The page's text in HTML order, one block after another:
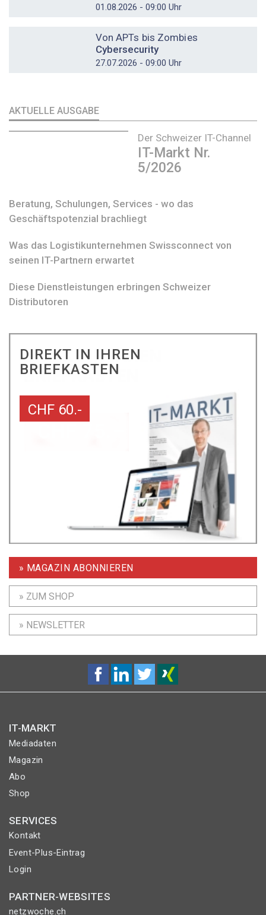
01.08.2026 - 09:00 Uhr
Von APTs bis Zombies
Cybersecurity
27.07.2026 - 09:00 Uhr
AKTUELLE AUSGABE
Der Schweizer IT-Channel
IT-Markt Nr.
5/2026
Beratung, Schulungen, Services - wo das
Geschäftspotenzial brachliegt
Was das Logistikunternehmen Swissconnect von
seinen IT-Partnern erwartet
Diese Dienstleistungen erbringen Schweizer
Distributoren
DIREKT IN IHREN
BRIEFKASTEN
CHF 60.-
» MAGAZIN ABONNIEREN
» ZUM SHOP
» NEWSLETTER
IT-MARKT
Mediadaten
Magazin
Abo
Shop
SERVICES
Kontakt
Event-Plus-Eintrag
Login
PARTNER-WEBSITES
netzwoche.ch